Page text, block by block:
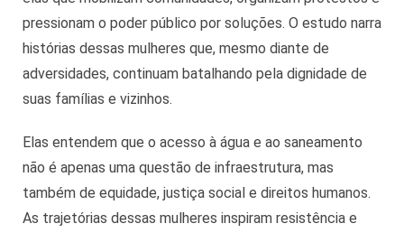
pressionam o poder público por soluções. O estudo narra
histórias dessas mulheres que, mesmo diante de
adversidades, continuam batalhando pela dignidade de
suas famílias e vizinhos.
Elas entendem que o acesso à água e ao saneamento
não é apenas uma questão de infraestrutura, mas
também de equidade, justiça social e direitos humanos.
As trajetórias dessas mulheres inspiram resistência e